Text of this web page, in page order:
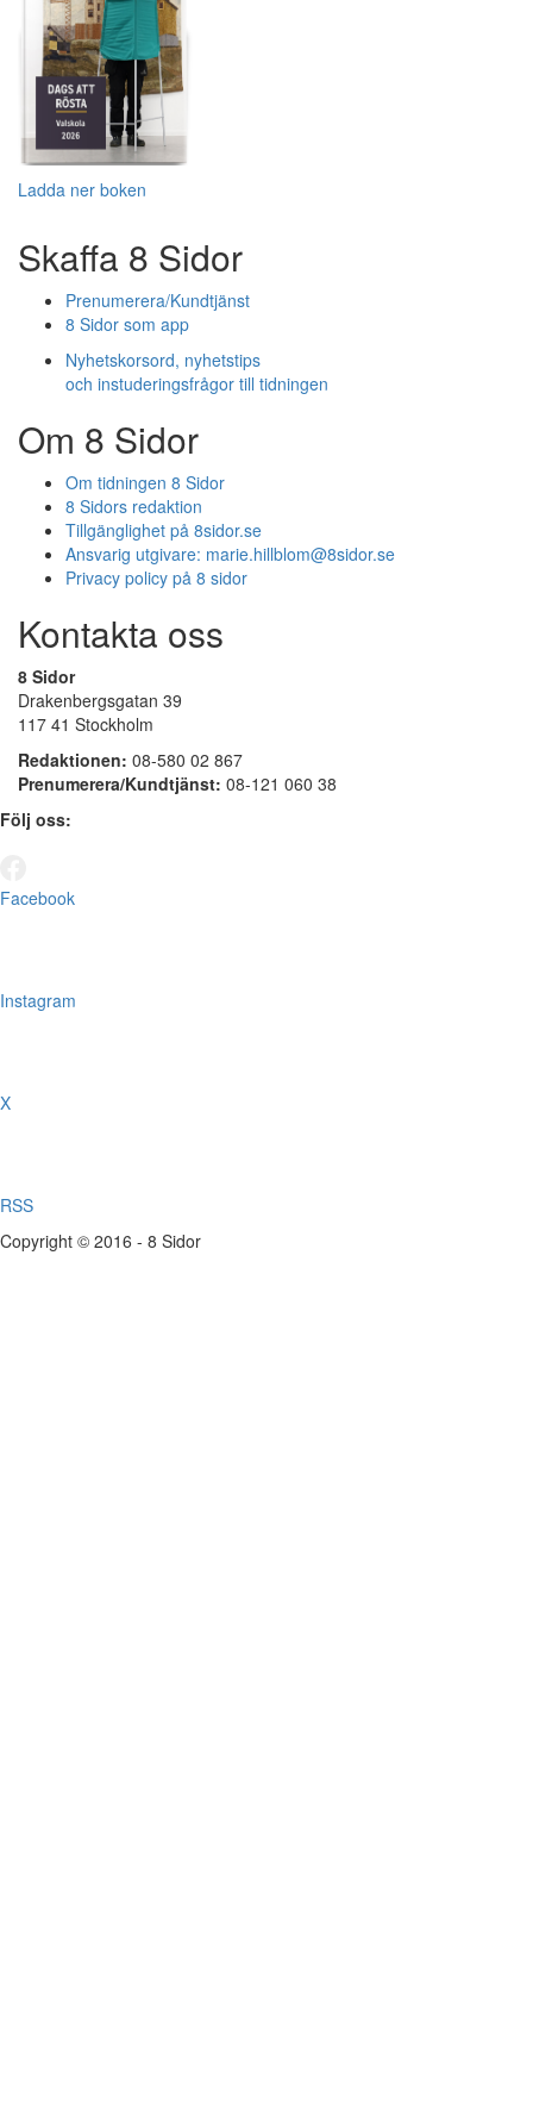
Ladda ner boken
Skaffa 8 Sidor
Prenumerera/Kundtjänst
8 Sidor som app
Nyhetskorsord, nyhetstips
och instuderingsfrågor till tidningen
Om 8 Sidor
Om tidningen 8 Sidor
8 Sidors redaktion
Tillgänglighet på 8sidor.se
Ansvarig utgivare: marie.hillblom@8sidor.se
Privacy policy på 8 sidor
Kontakta oss
8 Sidor
Drakenbergsgatan 39
117 41 Stockholm
Redaktionen: 08-580 02 867
Prenumerera/Kundtjänst: 08-121 060 38
Följ oss:
Facebook
Instagram
X
RSS
Copyright © 2016 - 8 Sidor